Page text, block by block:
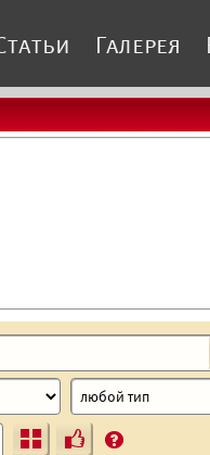
Галерея
Ъ ?